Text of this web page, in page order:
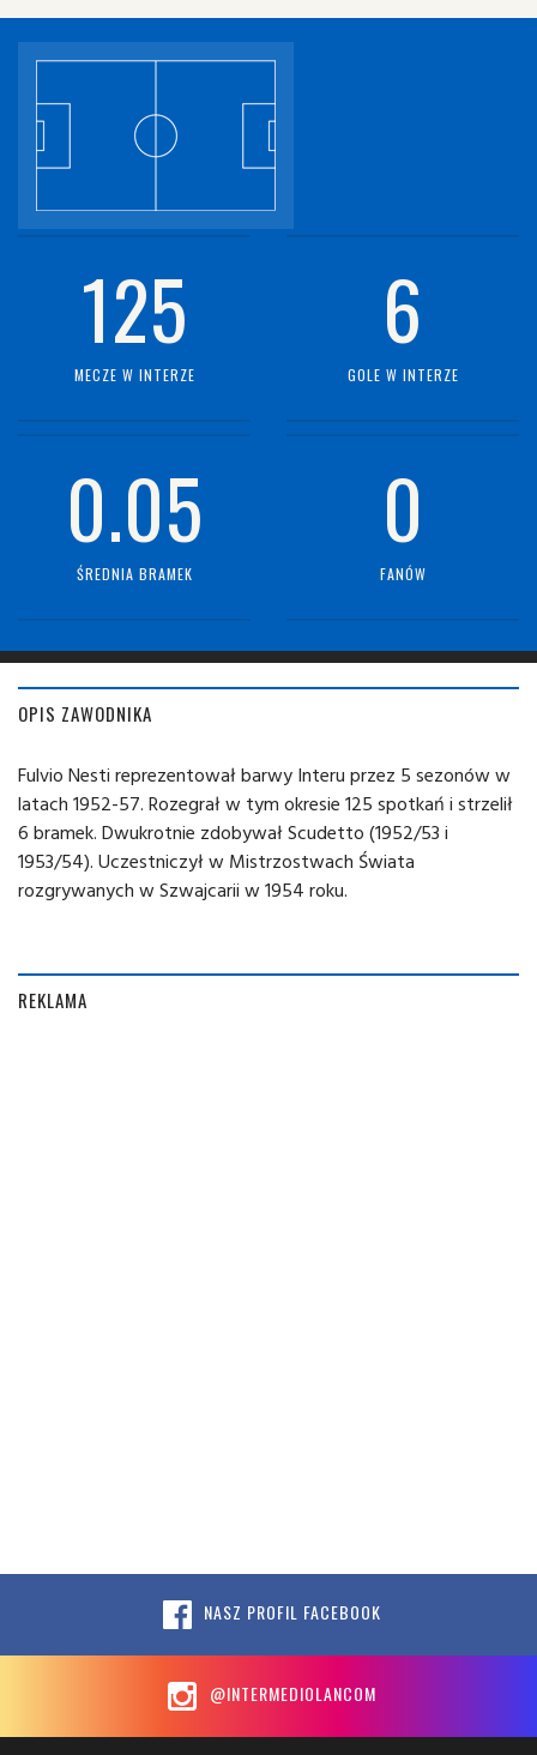
125
MECZE W INTERZE
6
GOLE W INTERZE
0.05
ŚREDNIA BRAMEK
0
FANÓW
OPIS ZAWODNIKA
Fulvio Nesti reprezentował barwy Interu przez 5 sezonów w
latach 1952-57. Rozegrał w tym okresie 125 spotkań i strzelił
6 bramek. Dwukrotnie zdobywał Scudetto (1952/53 i
1953/54). Uczestniczył w Mistrzostwach Świata
rozgrywanych w Szwajcarii w 1954 roku.
REKLAMA
NASZ PROFIL FACEBOOK
@INTERMEDIOLANCOM